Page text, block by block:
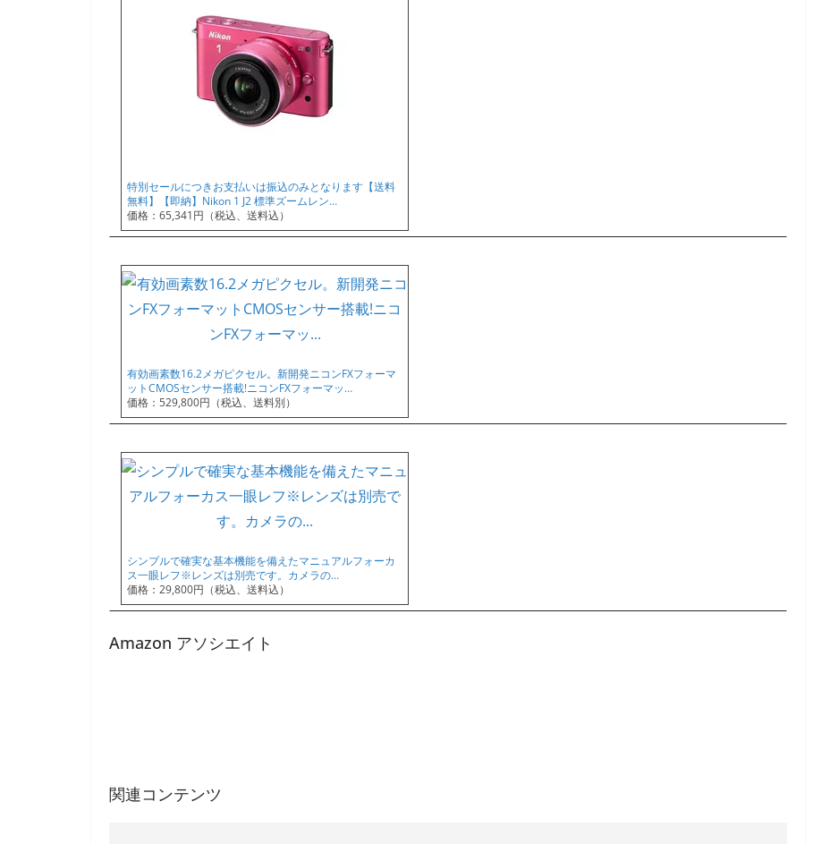
特別セールにつきお支払いは振込のみとなります【送料
無料】【即納】Nikon 1 J2 標準ズームレン…
価格：65,341円（税込、送料込）
有効画素数16.2メガピクセル。新開発ニコンFXフォーマ
ットCMOSセンサー搭載!ニコンFXフォーマッ…
価格：529,800円（税込、送料別）
シンプルで確実な基本機能を備えたマニュアルフォーカ
ス一眼レフ※レンズは別売です。カメラの…
価格：29,800円（税込、送料込）
Amazon アソシエイト
関連コンテンツ